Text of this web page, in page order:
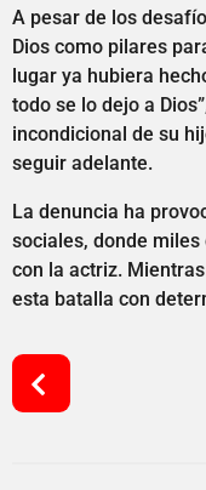
A pesar de los
Dios como pilares
lugar ya hubiera
todo se lo dejo a
incondicional de su
seguir adelante.
La denuncia ha
sociales, donde
con la actriz.
esta batalla con
P
o